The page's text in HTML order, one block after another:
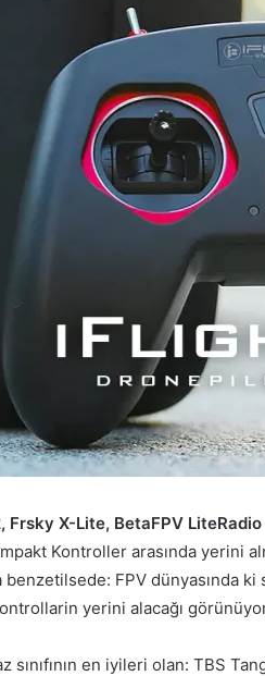
Frsky X-Lite, BetaFPV
Kontroller arasında yerini
benzetilsede: FPV dünyasında
yerini alacağı
sınıfının en iyileri olan: TBS